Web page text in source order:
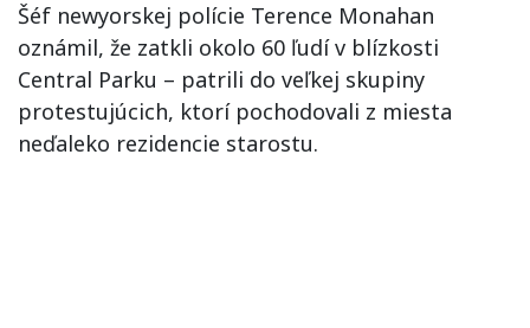
Šéf newyorskej polície Terence Monahan
oznámil, že zatkli okolo 60 ľudí v blízkosti
Central Parku – patrili do veľkej skupiny
protestujúcich, ktorí pochodovali z miesta
neďaleko rezidencie starostu.